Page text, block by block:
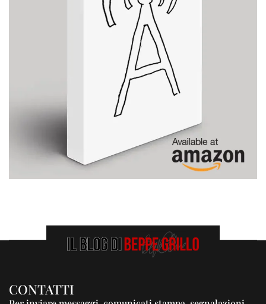
CONTATTI